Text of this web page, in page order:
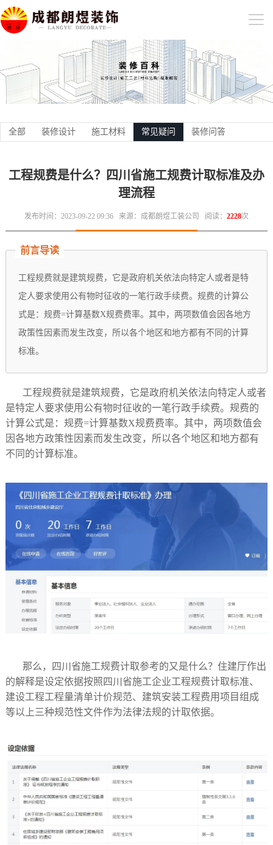
全部 装修设计 施工材料 常见疑问 装修问答
工程规费是什么？四川省施工规费计取标准及办
理流程
发布时间：2023-09-22 09:36 来源：成都朗煜工装公司 阅读： 2228次
前言导读
工程规费就是建筑规费，它是政府机关依法向特定人或者是特
定人要求使用公有物时征收的一笔行政手续费。规费的计算公
式是：规费=计算基数X规费费率。其中，两项数值会因各地方
政策性因素而发生改变，所以各个地区和地方都有不同的计算
标准。
工程规费就是建筑规费，它是政府机关依法向特定人或者
是特定人要求使用公有物时征收的一笔行政手续费。规费的
计算公式是：规费=计算基数X规费费率。其中，两项数值会
因各地方政策性因素而发生改变，所以各个地区和地方都有
不同的计算标准。
那么，四川省施工规费计取参考的又是什么？住建厅作出
的解释是设定依据按照四川省施工企业工程规费计取标准、
建设工程工程量清单计价规范、建筑安装工程费用项目组成
等以上三种规范性文件作为法律法规的计取依据。